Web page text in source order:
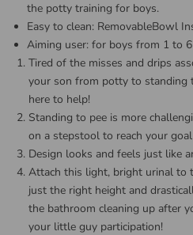
the potty training for boys.
Easy to clean: RemovableBowl
Aiming user: for boys from 1 to
Tired of the misses and drips
your son from potty to standing
here to help!
Standing to pee is more
on a stepstool to reach your goal
Design looks and feels just like
Attach this light, bright urinal to
just the right height and
the bathroom cleaning up after
your little guy participation!